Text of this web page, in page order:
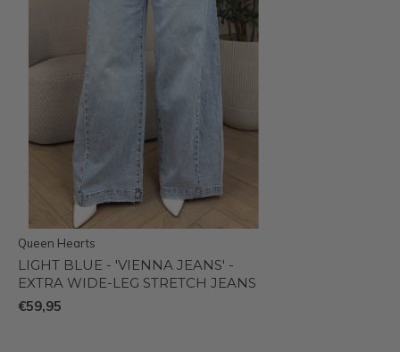
Queen Hearts
LIGHT BLUE - 'VIENNA JEANS' -
EXTRA WIDE-LEG STRETCH JEANS
€59,95